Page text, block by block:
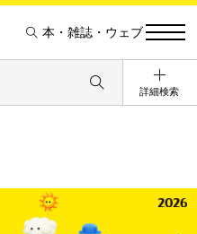
本・雑誌・ウェブ
詳細検索